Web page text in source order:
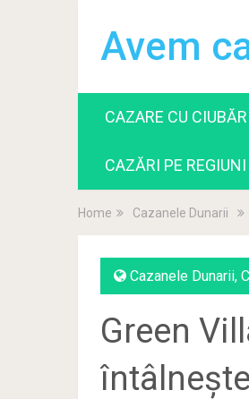
Avem
CAZARE CU CIUBĂR
CAZĂRI PE REGIUNI
Home Cazanele Dunarii
Cazanele Dunarii,
Green